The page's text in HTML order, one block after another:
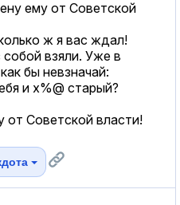
ему от Советской
ж я вас ждал!
собой взяли. Уже в
бы невзначай:
и х%@ старый?
от Советской власти!